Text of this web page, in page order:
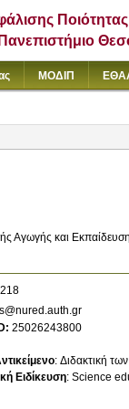
Ποιότητας
ΜΟΔΙΠ
Αγωγής και
25026243800
: Διδακτική
Ειδίκευση: Science